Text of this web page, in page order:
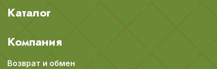
Каталог
Компания
Возврат и обмен